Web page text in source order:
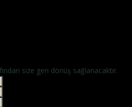
size geri dönüş sağlanacaktır.